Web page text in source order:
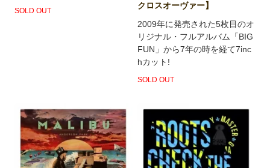
SOLD OUT
クロスオーヴァー】
2009年に発売された5枚目のオ
リジナル・フルアルバム「BIG
FUN」から7年の時を経て7inc
hカット!
SOLD OUT